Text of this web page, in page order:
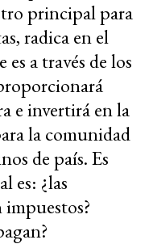
principal para
radica en el
a través de los
e invertirá en la
la comunidad
de país. Es
es: ¿las